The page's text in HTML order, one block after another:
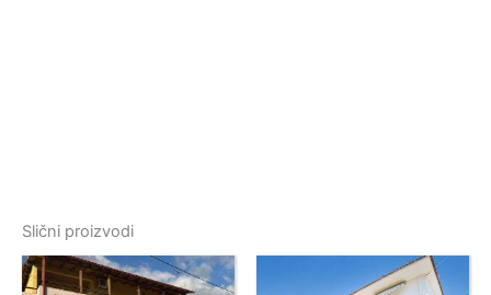
Slični proizvodi